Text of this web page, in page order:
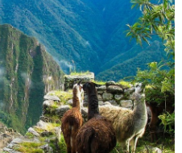
Arequipa, Cusco y Lima. La